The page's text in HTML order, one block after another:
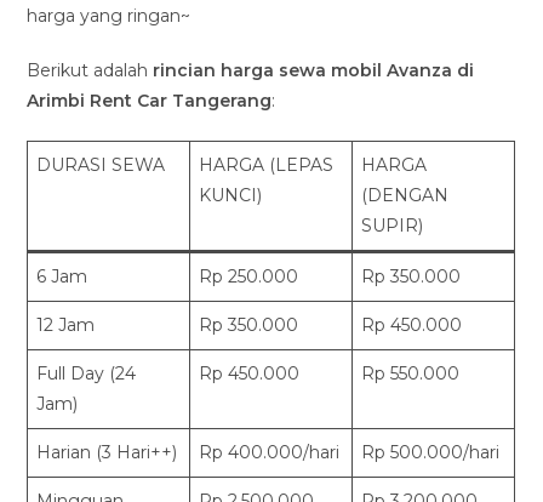
harga yang ringan~
Berikut adalah rincian harga sewa mobil Avanza di
Arimbi Rent Car Tangerang:
DURASI SEWA
HARGA (LEPAS
KUNCI)
HARGA
(DENGAN
SUPIR)
6 Jam Rp 250.000 Rp 350.000
12 Jam Rp 350.000 Rp 450.000
Full Day (24
Jam)
Rp 450.000 Rp 550.000
Harian (3 Hari++) Rp 400.000/hari Rp 500.000/hari